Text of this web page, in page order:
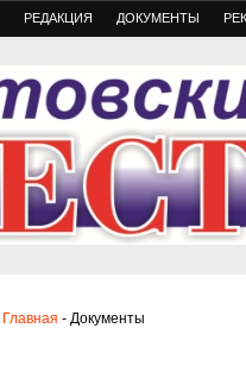
РЕДАКЦИЯ ДОКУМЕНТЫ
Главная - Документы